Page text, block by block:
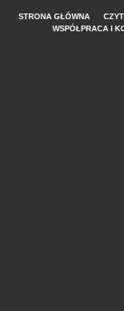
STRONA GŁÓWNA
WSPÓŁPRACA I